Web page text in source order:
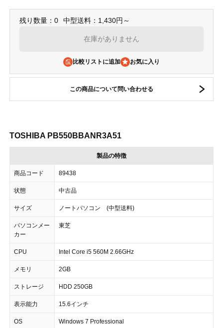
残り数量：0 中型送料：1,430円～
在庫がありません
比較リストに追加
この商品について問い合わせる
TOSHIBA PB550BBANR3A51
製品の特徴
商品コード 89438
状態 中古品
サイズ ノートパソコン (中型送料)
パソコンメー
カー
東芝
CPU Intel Core i5 560M 2.66GHz
メモリ 2GB
ストレージ HDD 250GB
表示能力 15.6インチ
OS Windows 7 Professional